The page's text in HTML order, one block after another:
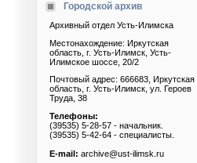
Городской архив
Архивный отдел Усть-Илимска
Местонахождение: Иркутская
область, г. Усть-Илимск, Усть-
Илимское шоссе, 20/2
Почтовый адрес: 666683, Иркутская
область, г. Усть-Илимск, ул. Героев
Труда, 38
Телефоны:
(39535) 5-28-57 - начальник.
(39535) 5-42-64 - специалисты.
E-mail: archive@ust-ilimsk.ru